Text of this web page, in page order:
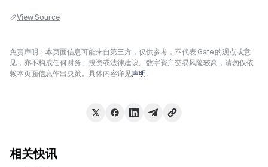
View Source
免责声明：本页面信息可能来自第三方，仅供参考，不代表 Gate 的观点或意
见，亦不构成任何财务、投资或法律建议。数字资产交易风险较高，请勿仅依
赖本页面信息作出决策。具体内容详见声明。
相关快讯